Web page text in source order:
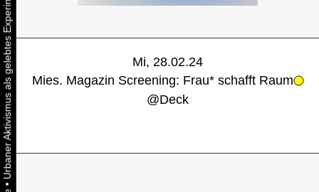
•
Mi, 28.02.24
Mies. Magazin Screening: Frau* schafft Raum
@Deck